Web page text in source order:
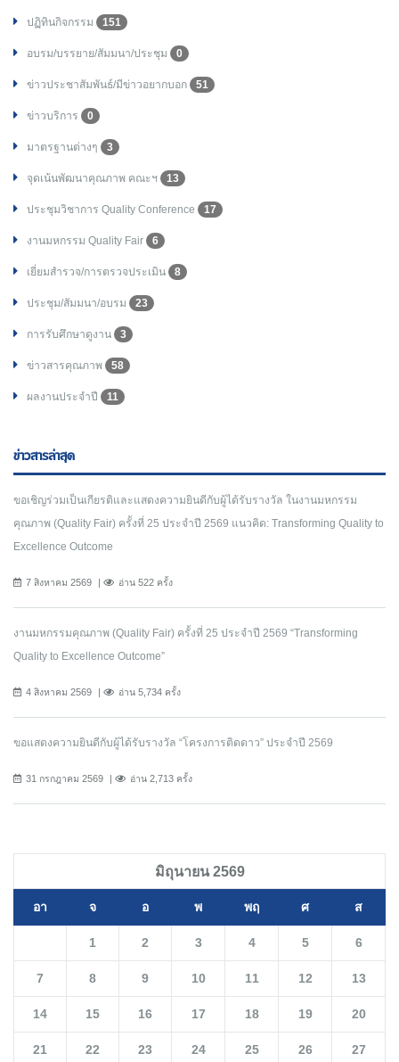
ปฏิทินกิจกรรม 151
อบรม/บรรยาย/สัมมนา/ประชุม 0
ข่าวประชาสัมพันธ์/มีข่าวอยากบอก 51
ข่าวบริการ 0
มาตรฐานต่างๆ 3
จุดเน้นพัฒนาคุณภาพ คณะฯ 13
ประชุมวิชาการ Quality Conference 17
งานมหกรรม Quality Fair 6
เยี่ยมสำรวจ/การตรวจประเมิน 8
ประชุม/สัมมนา/อบรม 23
การรับศึกษาดูงาน 3
ข่าวสารคุณภาพ 58
ผลงานประจำปี 11
ข่าวสารล่าสุด
ขอเชิญร่วมเป็นเกียรติและแสดงความยินดีกับผู้ได้รับรางวัล ในงานมหกรรม
คุณภาพ (Quality Fair) ครั้งที่ 25 ประจำปี 2569 แนวคิด: Transforming Quality to
Excellence Outcome
7 สิงหาคม 2569 อ่าน 522 ครั้ง
งานมหกรรมคุณภาพ (Quality Fair) ครั้งที่ 25 ประจำปี 2569 “Transforming
Quality to Excellence Outcome”
4 สิงหาคม 2569 อ่าน 5,734 ครั้ง
ขอแสดงความยินดีกับผู้ได้รับรางวัล “โครงการติดดาว” ประจำปี 2569
31 กรกฎาคม 2569 อ่าน 2,713 ครั้ง
มิถุนายน 2569
อา จ อ พ พฤ ศ ส
1 2 3 4 5 6
7 8 9 10 11 12 13
14 15 16 17 18 19 20
21 22 23 24 25 26 27